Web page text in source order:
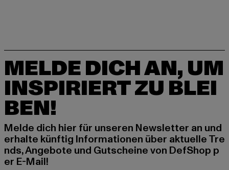
MELDE DICH AN, UM
INSPIRIERT ZU BLEI
BEN!
Melde dich hier für unseren Newsletter an und
erhalte künftig Informationen über aktuelle Tre
nds, Angebote und Gutscheine von DefShop p
er E-Mail!